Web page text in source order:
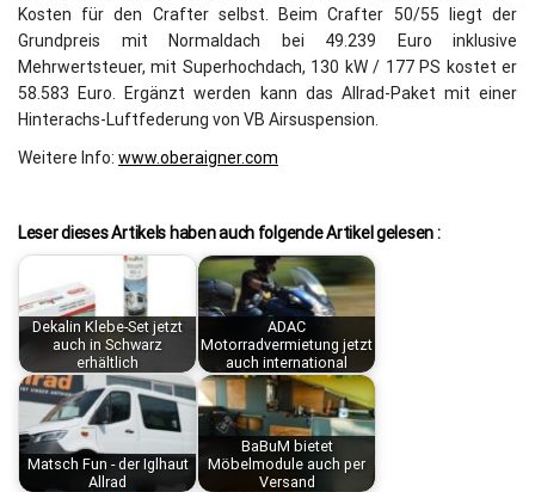
Kosten für den Crafter selbst. Beim Crafter 50/55 liegt der
Grundpreis mit Normaldach bei 49.239 Euro inklusive
Mehrwertsteuer, mit Superhochdach, 130 kW / 177 PS kostet er
58.583 Euro. Ergänzt werden kann das Allrad-Paket mit einer
Hinterachs-Luftfederung von VB Airsuspension.
Weitere Info: www.oberaigner.com
Leser dieses Artikels haben auch folgende Artikel gelesen :
Dekalin Klebe-Set jetzt
auch in Schwarz
erhältlich
ADAC
Motorradvermietung jetzt
auch international
Matsch Fun - der Iglhaut
Allrad
BaBuM bietet
Möbelmodule auch per
Versand